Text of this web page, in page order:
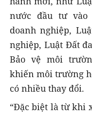
nước đầu tư
doanh nghiệp,
nghiệp, Luật Đất
Bảo vệ môi
khiến môi trường
có nhiều thay đổi.
“Đặc biệt là từ khi